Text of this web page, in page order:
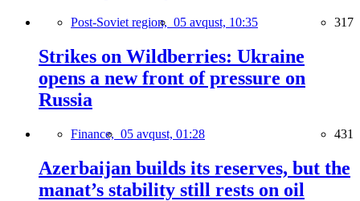
Post-Soviet region, 05 avqust, 10:35 317
Strikes on Wildberries: Ukraine
opens a new front of pressure on
Russia
Finance, 05 avqust, 01:28 431
Azerbaijan builds its reserves, but the
manat’s stability still rests on oil